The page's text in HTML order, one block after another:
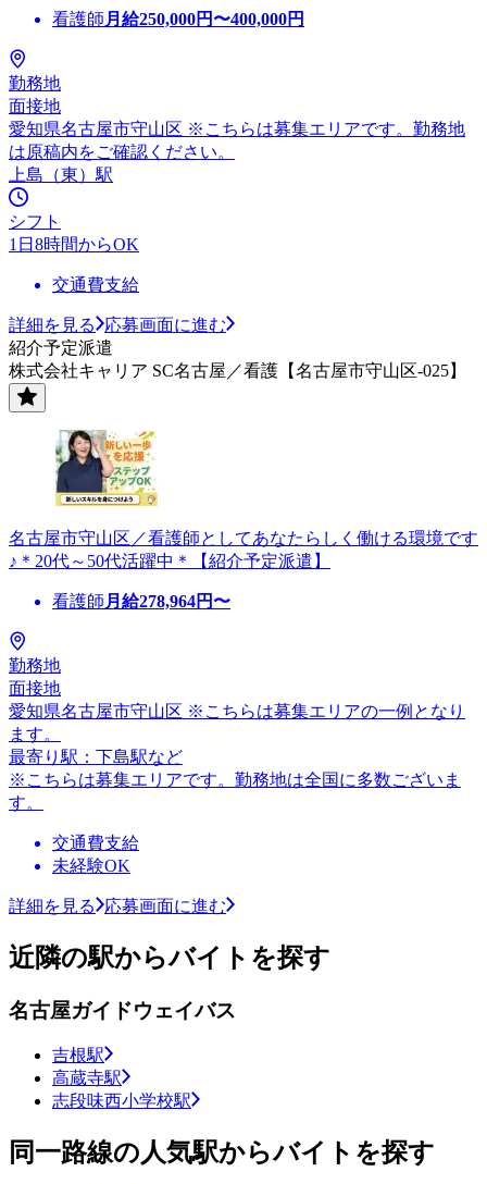
看護師 月給250,000円〜400,000円
勤務地
面接地
愛知県名古屋市守山区 ※こちらは募集エリアです。勤務地
は原稿内をご確認ください。
上島（東）駅
シフト
1日8時間からOK
交通費支給
詳細を見る
応募画面に進む
紹介予定派遣
株式会社キャリア SC名古屋／看護【名古屋市守山区-025】
名古屋市守山区／看護師としてあなたらしく働ける環境です
♪＊20代～50代活躍中＊【紹介予定派遣】
看護師 月給278,964円〜
勤務地
面接地
愛知県名古屋市守山区 ※こちらは募集エリアの一例となり
ます。
最寄り駅：下島駅など
※こちらは募集エリアです。勤務地は全国に多数ございま
す。
交通費支給
未経験OK
詳細を見る 応募画面に進む
近隣の駅からバイトを探す
名古屋ガイドウェイバス
吉根駅
高蔵寺駅
志段味西小学校駅
同一路線の人気駅からバイトを探す